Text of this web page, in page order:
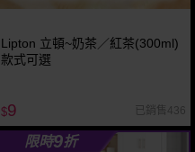
Lipton 立頓~奶茶／紅茶(300ml)
款式可選
$9 已銷售436
限時9折